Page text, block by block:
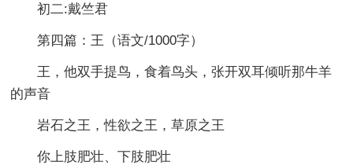
初二:戴竺君
第四篇：王 （语文/1000字）
王，他双手提鸟，食着鸟头，张开双耳倾听那牛羊
的声音
岩石之王，性欲之王，草原之王
你上肢肥壮、下肢肥壮